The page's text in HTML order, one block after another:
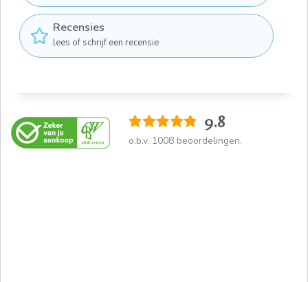
Recensies
lees of schrijf een recensie
9.8
o.b.v. 1008 beoordelingen.